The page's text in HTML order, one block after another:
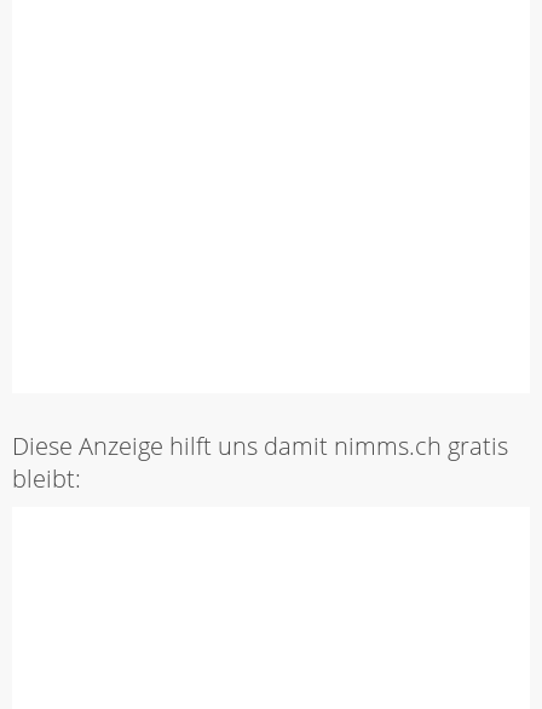
Diese Anzeige hilft uns damit nimms.ch gratis
bleibt: